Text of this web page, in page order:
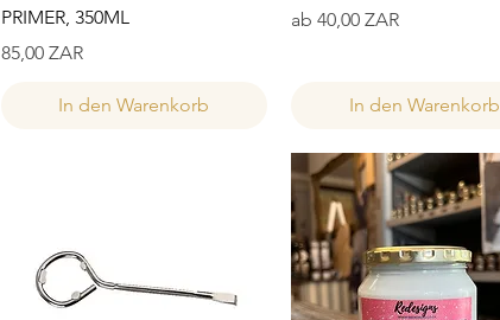
PRIMER, 350ML
Preis
85,00 ZAR
In den Warenkorb
ab 40,00 ZAR
Sale-Preis
In den Warenkorb